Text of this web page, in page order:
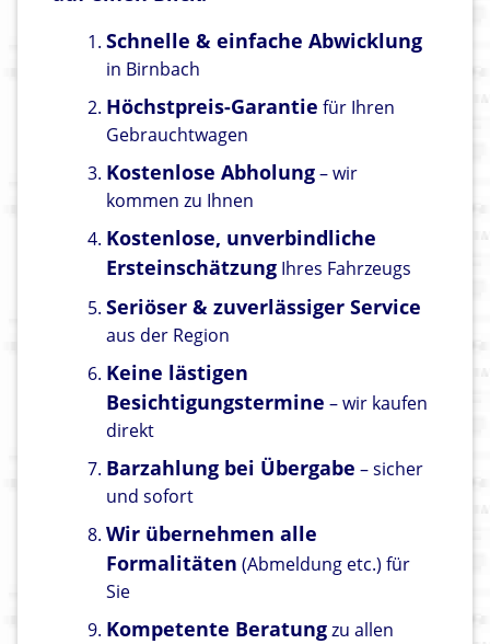
Schnelle & einfache Abwicklung
in Birnbach
Höchstpreis-Garantie für Ihren
Gebrauchtwagen
Kostenlose Abholung– wir
kommen zu Ihnen
Kostenlose, unverbindliche
Ersteinschätzung Ihres Fahrzeugs
Seriöser & zuverlässiger Service
aus der Region
Keine lästigen
Besichtigungstermine – wir kaufen
direkt
Barzahlung bei Übergabe – sicher
und sofort
Wir übernehmen alle
Formalitäten (Abmeldung etc.) für
Sie
Kompetente Beratungzu allen